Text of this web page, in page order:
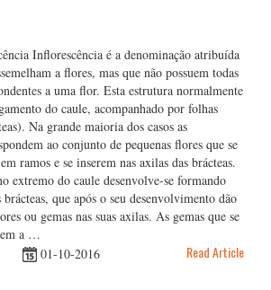
Inflorescência é a denominação atribuída
a flores, mas que não possuem todas
a uma flor. Esta estrutura normalmente
do caule, acompanhado por folhas
Na grande maioria dos casos as
ao conjunto de pequenas flores que se
ramos e se inserem nas axilas das brácteas.
extremo do caule desenvolve-se formando
que após o seu desenvolvimento dão
ou gemas nas suas axilas. As gemas que se
a …
01-10-2016 Read Article